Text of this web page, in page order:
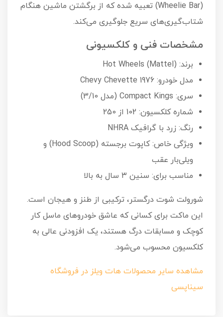
(Wheelie Bar) تعبیه شده که از برگشتن ماشین هنگام
شتاب‌گیری‌های سریع جلوگیری می‌کند.
مشخصات فنی و کلکسیونی
برند: Hot Wheels (Mattel)
مدل خودرو: 1976 Chevy Chevette
سری: Compact Kings (مدل 3/10)
شماره کلکسیون: 102 از 250
رنگ: زرد با گرافیک NHRA
ویژگی خاص: کاپوت برجسته (Hood Scoop) و
ویلی‌بار عقب
مناسب برای: سنین ۳ سال به بالا
شورولت شوت درگستر، ترکیبی از طنز و هیجان است.
این ماکت برای کسانی که عاشق خودروهای ماسل کار
کوچک و مسابقات درگ هستند، یک افزودنی عالی به
کلکسیون محسوب می‌شود.
مشاهده سایر محصولات هات ویلز در فروشگاه
سیناپسی